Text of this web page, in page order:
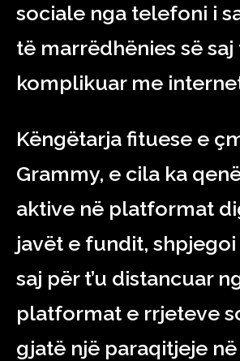
sociale nga telefoni i
të marrëdhënies së saj
komplikuar me
Këngëtarja fituese e
Grammy, e cila ka
aktive në platformat
javët e fundit,
saj për t’u distancuar
platformat e rrjeteve
gjatë një paraqitjeje në